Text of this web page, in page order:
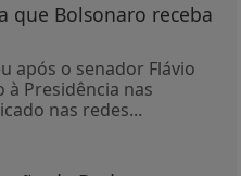
que Bolsonaro receba
após o senador Flávio
à Presidência nas
nas redes...